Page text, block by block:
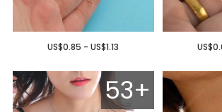
US$0.85 - US$1.13
53+